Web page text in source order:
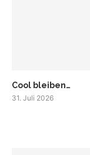
Cool bleiben…
31. Juli 2026